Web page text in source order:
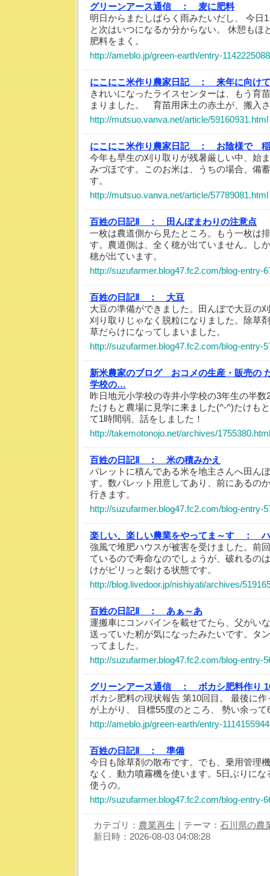
グリーンアース通信 ：
麦に肥料
明日からまたしばらく雨みたいだし、 今日
と次はいつになるか分からない。 休憩もほ
肥料をまく。
http://ameblo.jp/green-earth/entry-
にこにこ米作り農家日記 ：
来年に向けて
きれいになったライスセンターは、もう育
まりました。 育苗用床土の赤土が、搬入
http://mutsuo.vanva.net/article/59160931.html
にこにこ米作り農家日記 ：
お陰様で 稲
今年も早生の刈り取りが残暑厳しい中、始
みづほです。このお米は、うちの場合、備
す。
http://mutsuo.vanva.net/article/57789081.html
百姓の日記Ⅱ ：
田んぼまわりの注意点
一枚は農道側から見たところ。もう一枚は
す。農道側は、全く穂が出ていません。し
穂が出ています。
http://suzufarmer.blog47.fc2.com/blog-entry-
百姓の日記Ⅱ ：
大豆
大豆の準備ができました。田んぼで大豆の
刈り取りじゃなく脱粒になりました。除草
草だらけになってしまいました。
http://suzufarmer.blog47.fc2.com/blog-entry-
新米農家のブログ おコメの生産・販売の
学校の…
昨日地元小学校の寺井小学校の3年生の半
たけもと農場に見学に来ました(^-^)たけも
て1時間弱、話をしました！
http://takemotonojo.net/archives/1755380.html
百姓の日記Ⅱ ：
米の積みかえ
パレットに積んである米を地主さんへ田ん
す。数パレット用意してあり、前にあるの
行きます。
http://suzufarmer.blog47.fc2.com/blog-entry-
楽しい、楽しい農業をやってま～す ：
強風で堆肥ハウスが被害を受けました。前
ているので寿命なのでしょうが、破れるの
けがピリっと裂ける状態です。
http://blog.livedoor.jp/nishiyati/archives/
百姓の日記Ⅱ ：
あぁ～あ
運搬車にコンバインを載せてたら、父がい
送っていた籾が気になったみたいです。タ
ってました。
http://suzufarmer.blog47.fc2.com/blog-entry-
グリーンアース通信 ：
ボカシ肥料作り
ボカシ肥料の現状報告 第10回目。 最後に
が上がり、 目標55度のところ、 勢い余っ
http://ameblo.jp/green-earth/entry-
百姓の日記Ⅱ ：
準備
今日も除草剤の散布です。でも、乗用管理
なく、動力噴霧機を使います。5日ぶりに
使うの。
http://suzufarmer.blog47.fc2.com/blog-entry-
カテゴリ： 農業再生 ｜テーマ： 石川県の農
新日時：2026-08-03 04:08:28